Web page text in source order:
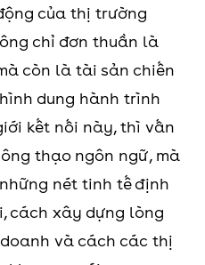
của thị trường
chỉ đơn thuần là
còn là tài sản chiến
dung hành trình
kết nối này, thì vấn
thạo ngôn ngữ, mà
nét tinh tế định
cách xây dựng lòng
và cách các thị